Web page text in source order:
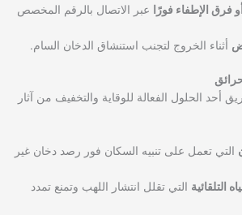
فرق الإطفاء فورًا
عبر الاتصال بالرقم المخصص
أثناء الخروج لتجنب استنشاق الدخان السام.
أحد الحلول الفعالة للوقاية والتخفيف من آثار
التي تعمل على تنبيه السكان فور رصد دخان غير
التلقائية التي تقلل انتشار اللهب وتمنع تمدد